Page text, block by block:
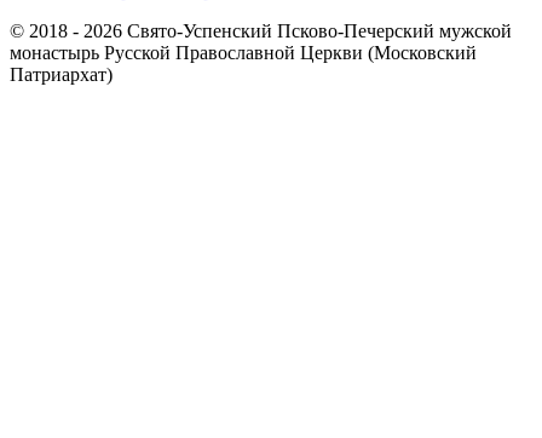
© 2018 - 2026 Свято-Успенский Псково-Печерский мужской
монастырь Русской Православной Церкви (Московский
Патриархат)